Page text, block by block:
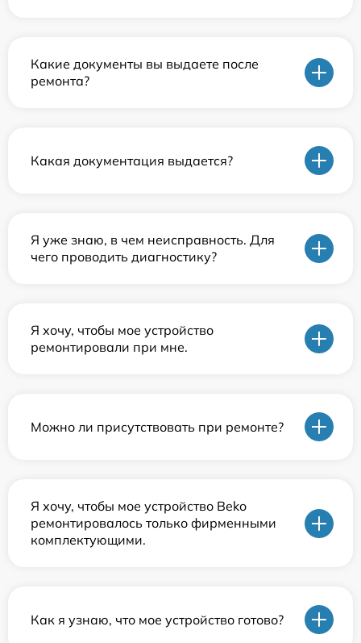
Какие документы вы выдаете после
ремонта?
Какая документация выдается?
Я уже знаю, в чем неисправность. Для
чего проводить диагностику?
Я хочу, чтобы мое устройство
ремонтировали при мне.
Можно ли присутствовать при ремонте?
Я хочу, чтобы мое устройство Beko
ремонтировалось только фирменными
комплектующими.
Как я узнаю, что мое устройство готово?